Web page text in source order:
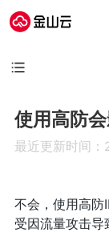
使用高防
最近更新时间：
不会，使用高防
受因流量攻击导